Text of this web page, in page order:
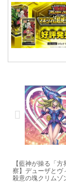
【藍神が操る「
察】デューザとヴ
殺意の塊クリムゾ